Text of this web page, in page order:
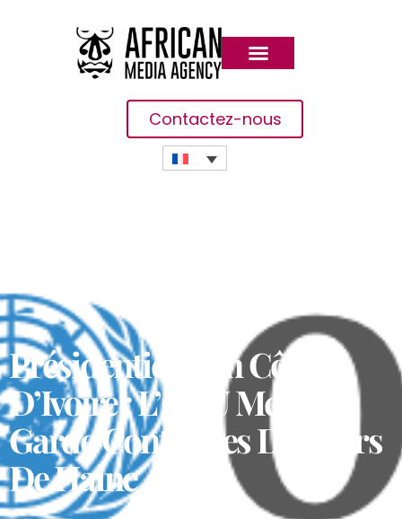
Contactez-nous
Présidentielle En Côte
D’Ivoire : L’ONU Met En
Garde Contre Les Discours
De Haine